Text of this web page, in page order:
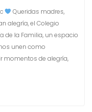
Queridas madres,
alegría, el Colegio
de la Familia, un espacio
unen como
momentos de alegría,